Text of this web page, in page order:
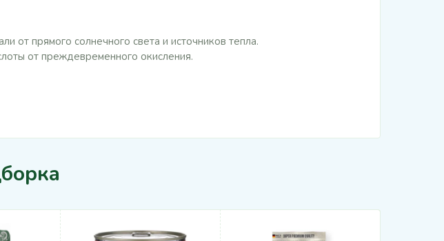
от прямого солнечного света и источников тепла.
от преждевременного окисления.